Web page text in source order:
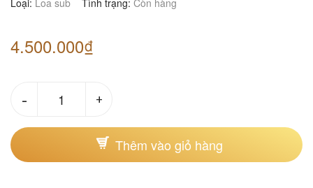
Loại: Loa sub Tình trạng: Còn hàng
4.500.000₫
- +
Thêm vào giỏ hàng